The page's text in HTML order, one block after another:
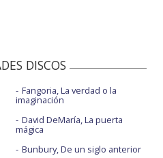
DISCOS
Fangoria, La verdad o la
imaginación
David DeMaría, La puerta
mágica
Bunbury, De un siglo anterior